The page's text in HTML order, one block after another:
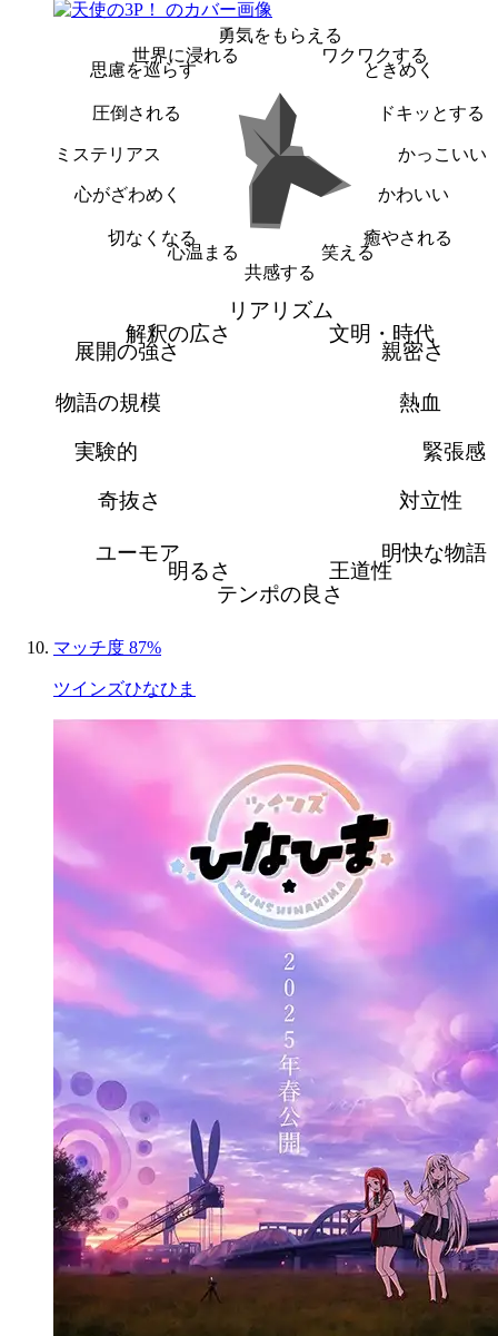
勇気をもらえる
ワクワクする
ときめく
ドキッとする
かっこいい
かわいい
癒やされる
笑える
共感する
心温まる
切なくなる
心がざわめく
ミステリアス
圧倒される
思慮を巡らす
世界に浸れる
リアリズム
文明・時代
親密さ
熱血
緊張感
対立性
明快な物語
王道性
テンポの良さ
明るさ
ユーモア
奇抜さ
実験的
物語の規模
展開の強さ
解釈の広さ
マッチ度 87%
ツインズひなひま